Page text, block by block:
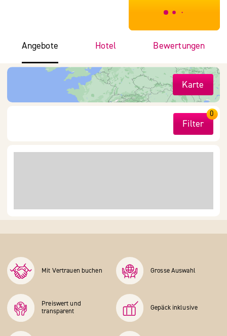
***************
Angebote Hotel Bewertungen
Karte
Filter
0
Mit Vertrauen buchen Grosse Auswahl
Preiswert und
transparent
Gepäck inklusive